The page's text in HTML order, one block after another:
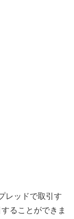
レッドで取引す
ることができま